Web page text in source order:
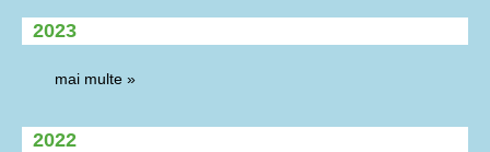
2023
mai multe »
2022